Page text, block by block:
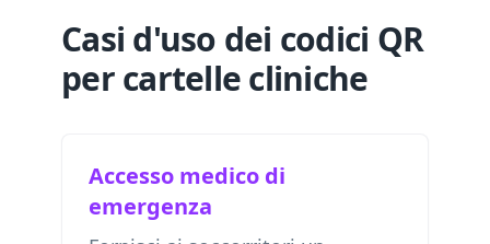
Casi d'uso dei codici QR
per cartelle cliniche
Accesso medico di
emergenza